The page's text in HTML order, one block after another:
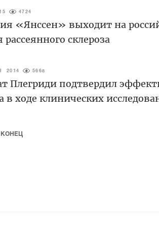
4724
«Янссен» выходит на
рассеянного склероза
2014 5668
Плегриди подтвердил
в ходе клинических
КОНЕЦ